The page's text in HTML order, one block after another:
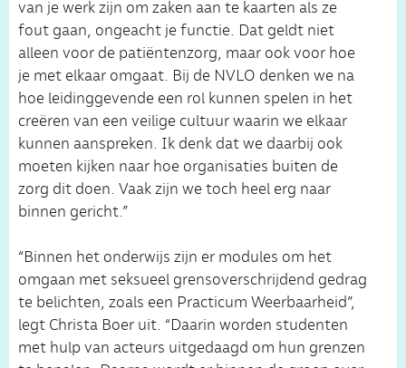
van je werk zijn om zaken aan te kaarten als ze
fout gaan, ongeacht je functie. Dat geldt niet
alleen voor de patiëntenzorg, maar ook voor hoe
je met elkaar omgaat. Bij de NVLO denken we na
hoe leidinggevende een rol kunnen spelen in het
creëren van een veilige cultuur waarin we elkaar
kunnen aanspreken. Ik denk dat we daarbij ook
moeten kijken naar hoe organisaties buiten de
zorg dit doen. Vaak zijn we toch heel erg naar
binnen gericht.”
“Binnen het onderwijs zijn er modules om het
omgaan met seksueel grensoverschrijdend gedrag
te belichten, zoals een Practicum Weerbaarheid”,
legt Christa Boer uit. “Daarin worden studenten
met hulp van acteurs uitgedaagd om hun grenzen